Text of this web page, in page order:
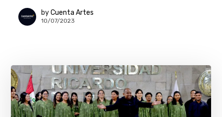
by Cuenta Artes
10/07/2023